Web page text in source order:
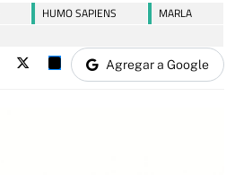
HUMO SAPIENS
MARLA
Agregar a Google